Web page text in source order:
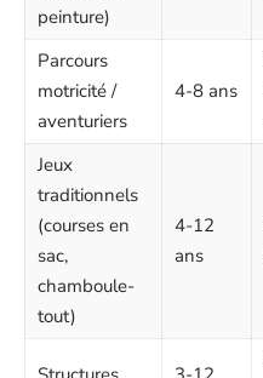
peinture)
Parcours
motricité /
aventuriers
4-8 ans
Jeux
traditionnels
(courses en
sac,
chamboule-
tout)
4-12
ans